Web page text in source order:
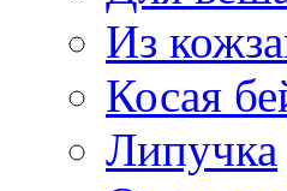
Из
Косая
Липучка